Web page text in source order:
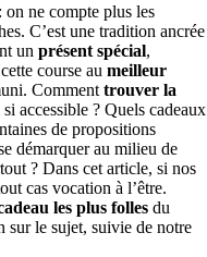
on ne compte plus les
C’est une tradition ancrée
un présent spécial,
course au meilleur
Comment trouver la
accessible ? Quels cadeaux
de propositions
démarquer au milieu de
? Dans cet article, si nos
cas vocation à l’être.
les plus folles du
le sujet, suivie de notre